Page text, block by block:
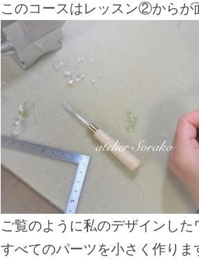
このコースはレッスン②からが
ご覧のように私のデザインし
すべてのパーツを小さく作りま